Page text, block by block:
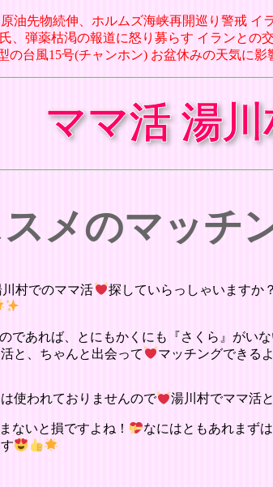
原油先物続伸、ホルムズ海峡再開巡り警戒 イ
、弾薬枯渇の報道に怒り募らす イランとの
の台風15号(チャンホン) お盆休みの天気に
ママ活 湯川
メのマッチ
村でのママ活 探していらっしゃいますか？
であれば、とにもかくにも『さくら』がい
と、ちゃんと出会って マッチングできる
使われておりませんので 湯川村でママ活
ないと損ですよね！ なにはともあれまず